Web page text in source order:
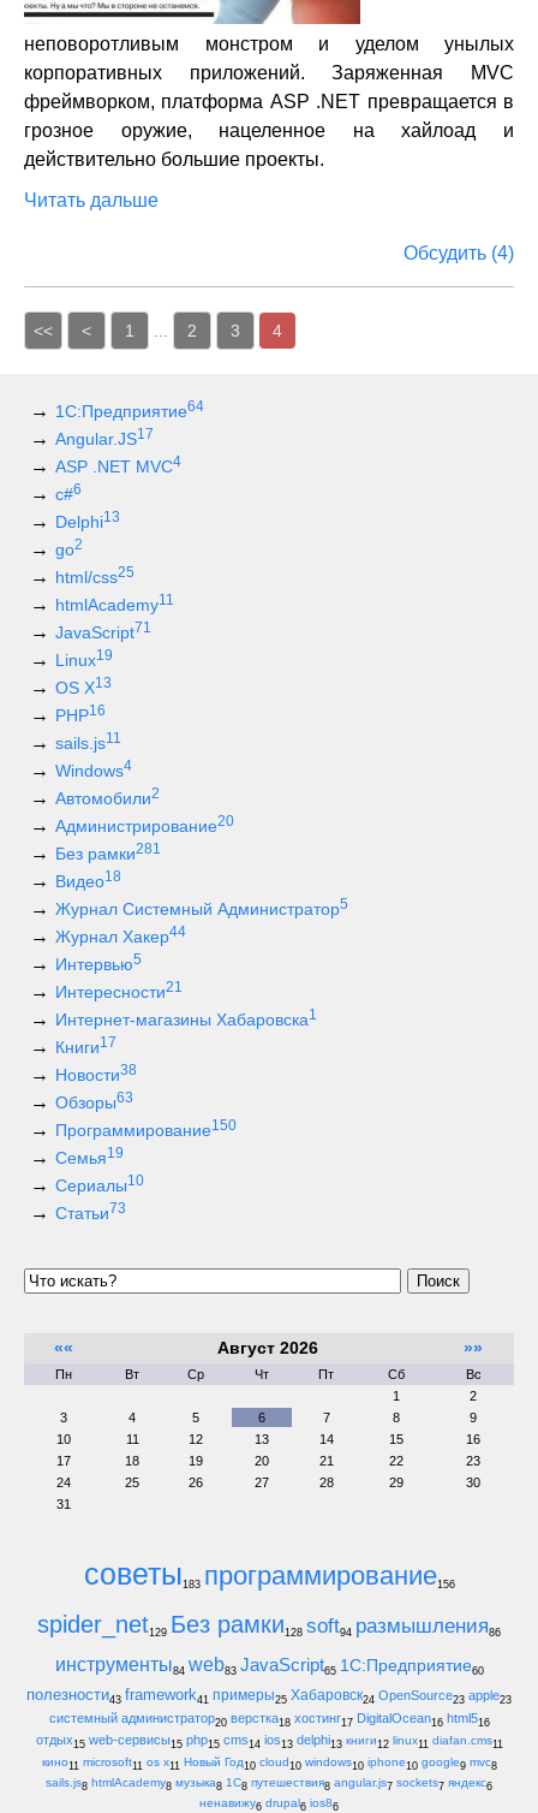
неповоротливым монстром и уделом унылых
корпоративных приложений. Заряженная MVC
фреймворком, платформа ASP .NET превращается в
грозное оружие, нацеленное на хайлоад и
действительно большие проекты.
Читать дальше
Обсудить (4)
<< < 1 2 3 4
1С:Предприятие64
Angular.JS17
ASP .NET MVC4
c#6
Delphi13
go2
html/css25
htmlAcademy11
JavaScript71
Linux19
OS X13
PHP16
sails.js11
Windows4
Автомобили2
Администрирование20
Без рамки281
Видео18
Журнал Системный Администратор5
Журнал Хакер44
Интервью5
Интересности21
Интернет-магазины Хабаровска1
Книги17
Новости38
Обзоры63
Программирование150
Семья19
Сериалы10
Статьи 73
Поиск
«« Август 2026 »»
Пн Вт Ср Чт Пт Сб
Вс
1
2
3
4 5 6 7 8
9
10
11 12 13 14 15
16
17
18 19 20 21 22
23
24
25 26 27 28 29
30
31
советы183 программирование156
spider_net129 Без рамки128 soft94 размышления86
инструменты84 web83 JavaScript65 1С:Предприятие60
полезности43 framework41 примеры25 Хабаровск24 OpenSource23 apple23
системный администратор20 верстка18 хостинг17 DigitalOcean16 html516
отдых15 web-сервисы15 php15 cms14 ios13 delphi13 книги12 linux11 diafan.cms11
кино11 microsoft11 os x11 Новый Год10 cloud10 windows10 iphone10 google9 mvc8
sails.js8 htmlAcademy8 музыка8 1С8 путешествия8 angular.js7 sockets7 яндекс6
ненавижу6 drupal6 ios86